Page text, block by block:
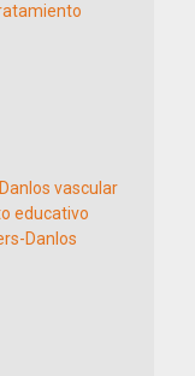
vascular
educativo
Danlos